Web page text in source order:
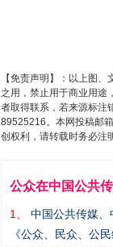
【免责声明】：以上图
之用，禁止用于商业用途
者取得联系，若来源标注
89525216。本网投稿邮
创权利，请转载时务必注
公众在中国公共
1、
中国公共传媒
《公众、民众、公